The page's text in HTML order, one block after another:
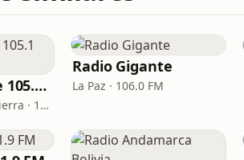
Radio Caliente 105.1 FM
Santa Cruz de la Sierra · 105.1 FM
Radio Gigante
La Paz · 106.0 FM